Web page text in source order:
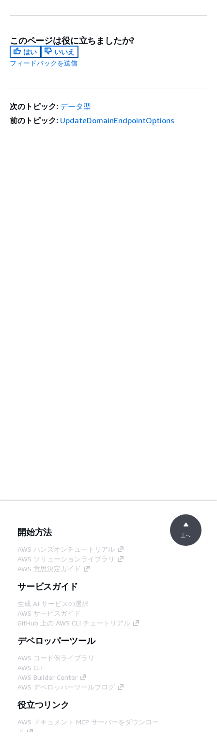
このページは役に立ちましたか?
はい
いいえ
フィードバックを送信
次のトピック: データ型
前のトピック: UpdateDomainEndpointOptions
開始方法
AWS ハンズオンチュートリアル
AWS ソリューションライブラリ
AWS 意思決定ガイド
サービスガイド
生成 AI サービスの選択
AWS サービスガイド
GitHub 上の AWS CLI チュートリアル
デベロッパーツール
AWS コード例ライブラリ
AWS CLI
AWS Builder Center
AWS デベロッパーツールブログ
役立つリンク
AWS ドキュメント MCP サーバーをダウンロー
ド
上へ